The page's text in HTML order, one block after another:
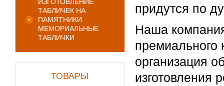
ТАБЛИЧЕК НА
ПАМЯТНИКИ
МЕМОРИАЛЬНЫЕ
ТАБЛИЧКИ
ТОВАРЫ
придутся по
Наша
премиального
организация
изготовления